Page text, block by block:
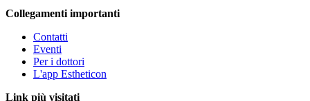
Collegamenti importanti
Contatti
Eventi
Per i dottori
L'app Estheticon
Link più visitati